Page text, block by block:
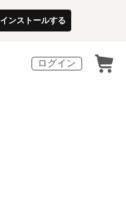
インストールする
ログイン